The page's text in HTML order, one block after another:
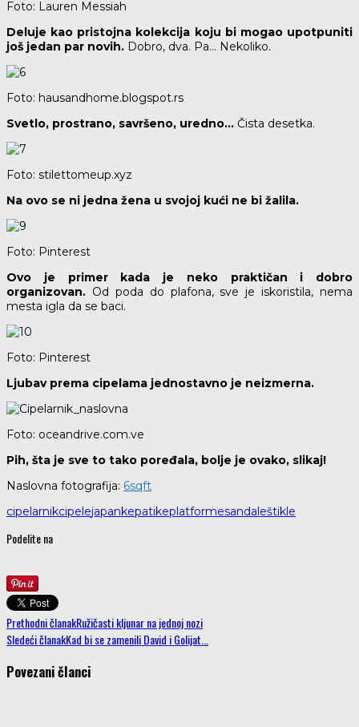
Foto: Lauren Messiah
Deluje kao pristojna kolekcija koju bi mogao upotpuniti
još jedan par novih. Dobro, dva. Pa… Nekoliko.
Foto: hausandhome.blogspot.rs
Svetlo, prostrano, savršeno, uredno… Čista desetka.
Foto: stilettomeup.xyz
Na ovo se ni jedna žena u svojoj kući ne bi žalila.
Foto: Pinterest
Ovo je primer kada je neko praktičan i dobro
organizovan. Od poda do plafona, sve je iskoristila, nema
mesta igla da se baci.
Foto: Pinterest
Ljubav prema cipelama jednostavno je neizmerna.
Foto: oceandrive.com.ve
Pih, šta je sve to tako poređala, bolje je ovako, slikaj!
Naslovna fotografija: 6sqft
cipelarnikcipelejapankepatikeplatformesandaleštikle
Podelite na
Prethodni članakRužičasti kljunar na jednoj nozi
Sledeći članakKad bi se zamenili David i Golijat...
Povezani članci